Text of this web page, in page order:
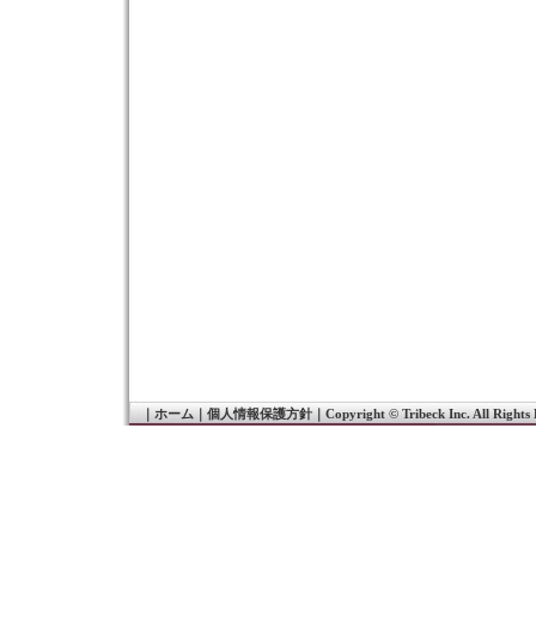
ホーム｜ 個人情報保護方針｜ Copyright © Tribeck Inc. All Rights